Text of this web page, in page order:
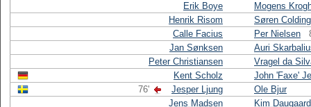
Erik Boye
Mogens
Henrik Risom
Søren Colding
Calle Facius
Per Nielsen
Jan Sønksen
Auri
Peter Christiansen
Vragel da
Kent Scholz
John 'Faxe'
76'
Jesper Ljung
Ole Bjur
Jens Madsen
Kim Daugaard